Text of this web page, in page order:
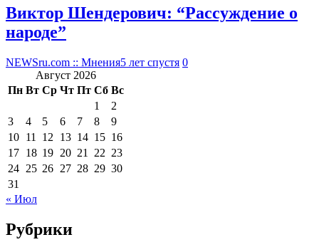
Виктор Шендерович: “Рассуждение о
народе”
NEWSru.com :: Мнения5 лет спустя 0
Август 2026
Пн Вт Ср Чт Пт Сб Вс
1
2
3
4 5 6 7 8
9
10 11 12 13 14 15 16
17 18 19 20 21 22 23
24 25 26 27 28 29 30
31
« Июл
Рубрики